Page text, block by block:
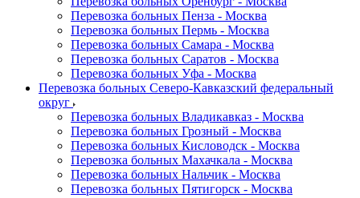
Перевозка больных Пенза - Москва
Перевозка больных Пермь - Москва
Перевозка больных Самара - Москва
Перевозка больных Саратов - Москва
Перевозка больных Уфа - Москва
Перевозка больных Северо-Кавказский федеральный
округ
Перевозка больных Владикавказ - Москва
Перевозка больных Грозный - Москва
Перевозка больных Кисловодск - Москва
Перевозка больных Махачкала - Москва
Перевозка больных Нальчик - Москва
Перевозка больных Пятигорск - Москва